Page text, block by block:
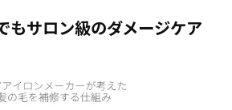
もサロン級のダメージケア